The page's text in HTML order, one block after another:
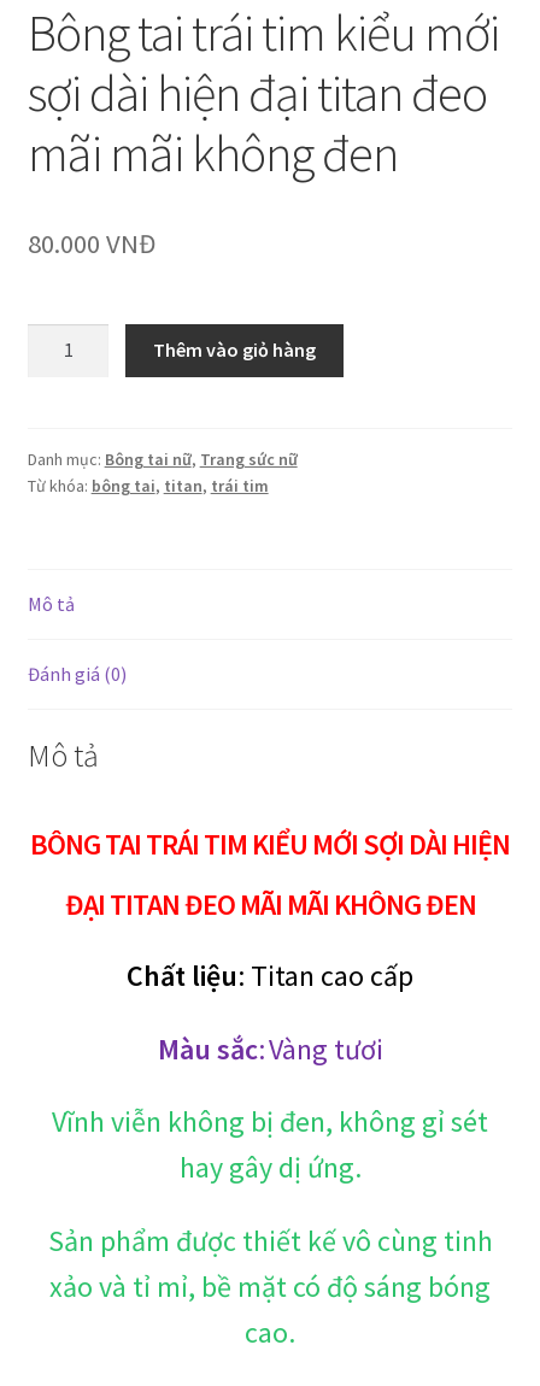
Bông tai trái tim kiểu mới
sợi dài hiện đại titan đeo
mãi mãi không đen
80.000 VNĐ
kiểu
mới
đại
đeo
không
lượng
Thêm vào giỏ hàng
Danh mục: Bông tai nữ, Trang sức nữ
Từ khóa: bông tai, titan, trái tim
Mô tả
Đánh giá (0)
Mô tả
BÔNG TAI TRÁI TIM KIỂU MỚI SỢI DÀI HIỆN
ĐẠI TITAN ĐEO MÃI MÃI KHÔNG ĐEN
Chất liệu: Titan cao cấp
Màu sắc:Vàng tươi
Vĩnh viễn không bị đen, không gỉ sét
hay gây dị ứng.
Sản phẩm được thiết kế vô cùng tinh
xảo và tỉ mỉ, bề mặt có độ sáng bóng
cao.